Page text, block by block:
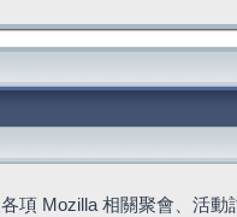
項 Mozilla 相關聚會、活動